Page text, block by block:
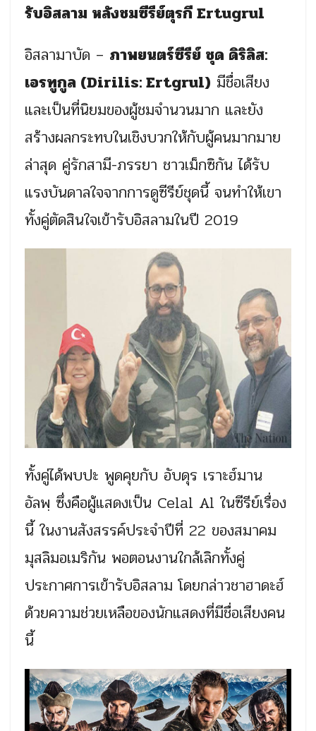
รับอิสลาม หลังชมซีรีย์ตุรกี Ertugrul
อิสลามาบัด – ภาพยนตร์ซีรีย์ ชุด ดิริลิส:
เอรทูกูล (Dirilis: Ertgrul) มีชื่อเสียง
และเป็นที่นิยมของผู้ชมจำนวนมาก และยัง
สร้างผลกระทบในเชิงบวกให้กับผู้คนมากมาย
ล่าสุด คู่รักสามี-ภรรยา ชาวเม็กซิกัน ได้รับ
แรงบันดาลใจจากการดูซีรีย์ชุดนี้ จนทำให้เขา
ทั้งคู่ตัดสินใจเข้ารับอิสลามในปี 2019
ทั้งคู่ได้พบปะ พูดคุยกับ อับดุร เราะฮ์มาน
อัลพฺ ซึ่งคือผู้แสดงเป็น Celal Al ในซีรีย์เรื่อง
นี้ ในงานสังสรรค์ประจำปีที่ 22 ของสมาคม
มุสลิมอเมริกัน พอตอนงานใกล้เลิกทั้งคู่
ประกาศการเข้ารับอิสลาม โดยกล่าวชาฮาดะฮ์
ด้วยความช่วยเหลือของนักแสดงที่มีชื่อเสียงคน
นี้